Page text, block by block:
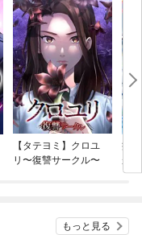
【タテヨミ】クロユ
リ〜復讐サークル〜
病
が
ぎ
もっと見る